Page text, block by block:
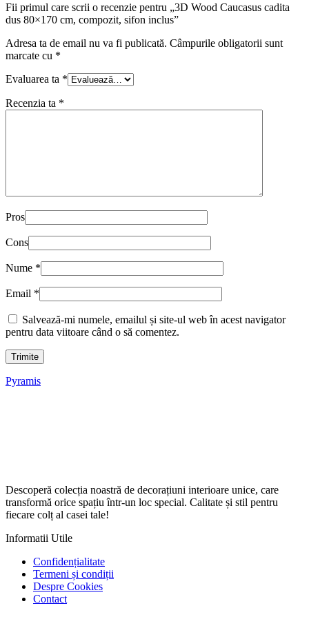
Fii primul care scrii o recenzie pentru „3D Wood Caucasus cadita
dus 80×170 cm, compozit, sifon inclus”
Adresa ta de email nu va fi publicată. Câmpurile obligatorii sunt
marcate cu *
Evaluarea ta *
Recenzia ta *
Pros
Cons
Nume *
Email *
Salvează-mi numele, emailul și site-ul web în acest navigator
pentru data viitoare când o să comentez.
Pyramis
Descoperă colecția noastră de decorațiuni interioare unice, care
transformă orice spațiu într-un loc special. Calitate și stil pentru
fiecare colț al casei tale!
Informatii Utile
Confidențialitate
Termeni și condiții
Despre Cookies
Contact